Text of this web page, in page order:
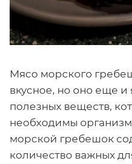
Мясо морского
вкусное, но оно еще и
полезных веществ,
необходимы
морской гребешок
количество важных